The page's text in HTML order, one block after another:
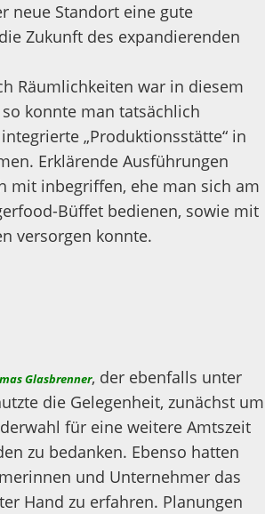
neue Standort eine gute
Zukunft des expandierenden
Räumlichkeiten war in diesem
konnte man tatsächlich
„Produktionsstätte“ in
Erklärende Ausführungen
mit inbegriffen, ehe man sich am
Büffet bedienen, sowie mit
versorgen konnte.
Glasbrenner, der ebenfalls unter
die Gelegenheit, zunächst um
für eine weitere Amtszeit
zu bedanken. Ebenso hatten
und Unternehmer das
Hand zu erfahren. Planungen